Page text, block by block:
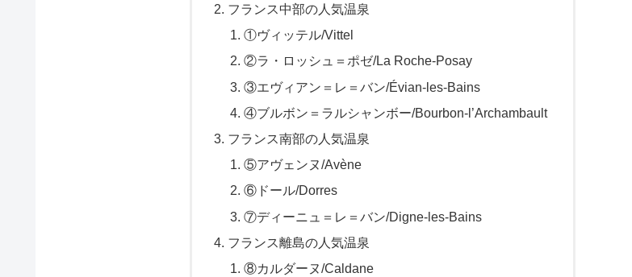
フランス中部の人気温泉
①ヴィッテル/Vittel
②ラ・ロッシュ＝ポゼ/La Roche-Posay
③エヴィアン＝レ＝バン/Évian-les-Bains
④ブルボン＝ラルシャンボー/Bourbon-l’Archambault
フランス南部の人気温泉
⑤アヴェンヌ/Avène
⑥ドール/Dorres
⑦ディーニュ＝レ＝バン/Digne-les-Bains
フランス離島の人気温泉
⑧カルダーヌ/Caldane